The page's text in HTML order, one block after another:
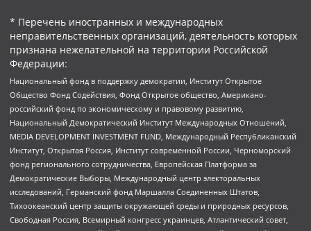
* Перечень иностранных и международных
неправительственных организаций, деятельность которых
признана нежелательной на территории Российской
Федерации:
Национальный фонд в поддержку демократии, Институт Открытое
Общество Фонд Содействия, Фонд Открытое общество, Американо-
российский фонд по экономическому и правовому развитию,
Национальный Демократический Институт Международных Отношений,
MEDIA DEVELOPMENT INVESTMENT FUND, Международный Республиканский
Институт, Открытая Россия, Институт современной России, Черноморский
фонд регионального сотрудничества, Европейская Платформа за
Демократические Выборы, Международный центр электоральных
исследований, Германский фонд Маршалла Соединенных Штатов,
Тихоокеанский центр защиты окружающей среды и природных ресурсов,
Свободная Россия, Всемирный конгресс украинцев, Атлантический совет,